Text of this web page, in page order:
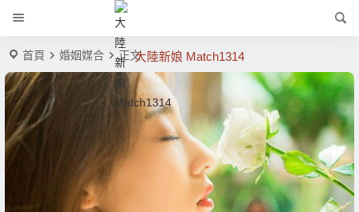
大陸新娘 Match1314
首頁 婚姻媒合 正文